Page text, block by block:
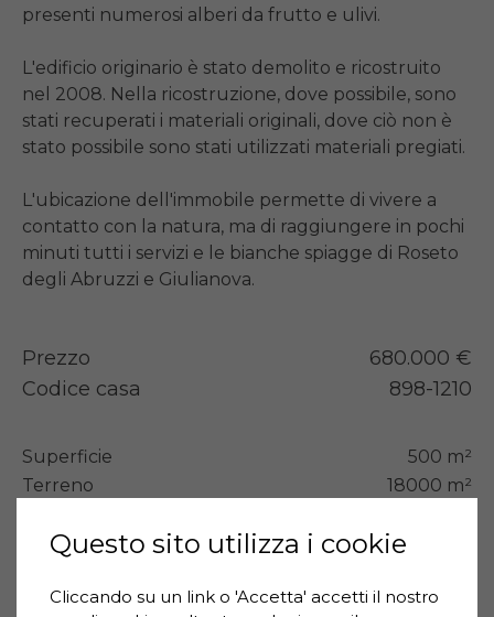
presenti numerosi alberi da frutto e ulivi.
L'edificio originario è stato demolito e ricostruito
nel 2008. Nella ricostruzione, dove possibile, sono
stati recuperati i materiali originali, dove ciò non è
stato possibile sono stati utilizzati materiali pregiati.
L'ubicazione dell'immobile permette di vivere a
contatto con la natura, ma di raggiungere in pochi
minuti tutti i servizi e le bianche spiagge di Roseto
degli Abruzzi e Giulianova.
Prezzo
680.000 €
Codice casa
898-1210
Superficie
500 m²
Terreno
18000 m²
Bagni
Tipologia
Rustico/Casale
Questo sito utilizza i cookie
Cliccando su un link o 'Accetta' accetti il ​​nostro